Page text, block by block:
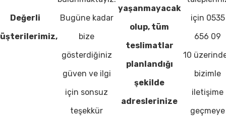
Değerli
Bugüne kadar
bize
gösterdiğiniz
güven ve ilgi
için sonsuz
teşekkür
yaşanmayacak
olup, tüm
teslimatlar
planlandığı
şekilde
adreslerinize
için 0535
656 09
10
bizimle
iletişime
geçmeye